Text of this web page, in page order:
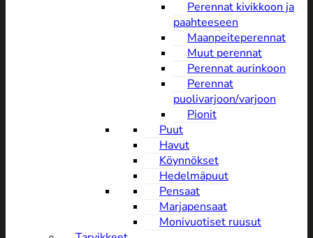
Perennat kivikkoon ja
paahteeseen
Maanpeiteperennat
Muut perennat
Perennat aurinkoon
Perennat
puolivarjoon/varjoon
Pionit
Puut
Havut
Köynnökset
Hedelmäpuut
Pensaat
Marjapensaat
Monivuotiset ruusut